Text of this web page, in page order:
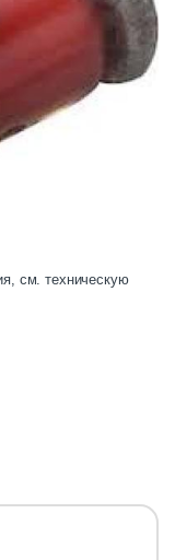
см. техническую